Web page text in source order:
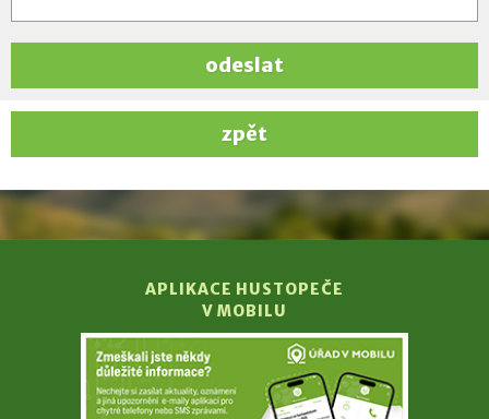
odeslat
zpět
APLIKACE HUSTOPEČE
V MOBILU